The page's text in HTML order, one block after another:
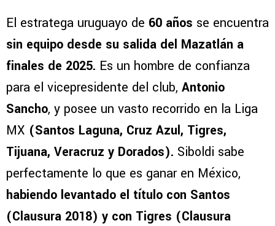
El estratega uruguayo de 60 años se encuentra
sin equipo desde su salida del Mazatlán a
finales de 2025. Es un hombre de confianza
para el vicepresidente del club, Antonio
Sancho, y posee un vasto recorrido en la Liga
MX (Santos Laguna, Cruz Azul, Tigres,
Tijuana, Veracruz y Dorados). Siboldi sabe
perfectamente lo que es ganar en México,
habiendo levantado el título con Santos
(Clausura 2018) y con Tigres (Clausura